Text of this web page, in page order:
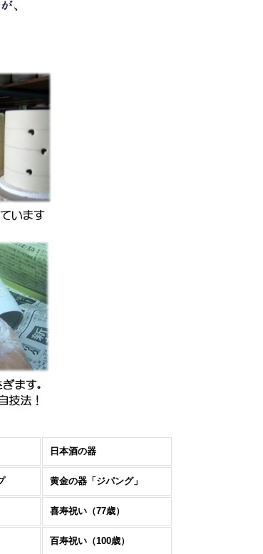
日本酒の器
黄金の器「ジパング」
喜寿祝い（77歳）
百寿祝い（100歳）